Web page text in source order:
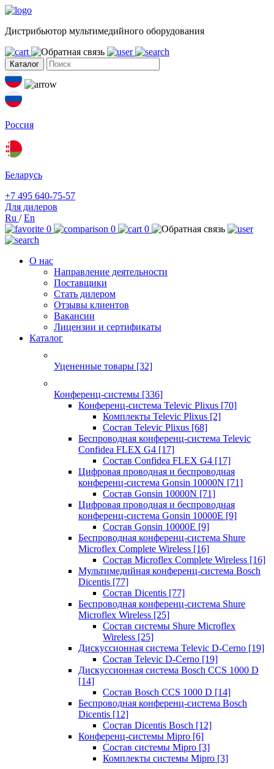
Дистрибьютор мультимедийного оборудования
Каталог
Россия
Беларусь
+7 495 640-75-57
Для дилеров
Ru /En
0
0 0
О нас
Направление деятельности
Поставщики
Стать дилером
Отзывы клиентов
Вакансии
Лицензии и сертификаты
Каталог
Уцененные товары [32]
Конференц-системы [336]
Конференц-система Televic Plixus [70]
Комплекты Televic Plixus [2]
Состав Televic Plixus [68]
Беспроводная конференц-система Televic
Confidea FLEX G4 [17]
Состав Confidea FLEX G4 [17]
Цифровая проводная и беспроводная
конференц-система Gonsin 10000N [71]
Состав Gonsin 10000N [71]
Цифровая проводная и беспроводная
конференц-система Gonsin 10000E [9]
Состав Gonsin 10000E [9]
Беспроводная конференц-система Shure
Microflex Complete Wireless [16]
Состав Microflex Complete Wireless [16]
Мультимедийная конференц-система Bosch
Dicentis [77]
Состав Dicentis [77]
Беспроводная конференц-система Shure
Microflex Wireless [25]
Состав системы Shure Microflex
Wireless [25]
Дискуссионная система Televic D-Cerno [19]
Состав Televic D-Cerno [19]
Дискуссионная система Bosch CCS 1000 D
[14]
Состав Bosch CCS 1000 D [14]
Беспроводная конференц-система Bosch
Dicentis [12]
Состав Dicentis Bosch [12]
Конференц-системы Mipro [6]
Состав системы Mipro [3]
Комплекты системы Mipro [3]